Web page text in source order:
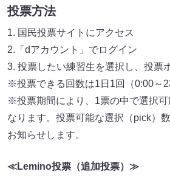
投票方法
1. 国民投票サイトにアクセス
2.「dアカウント」でログイン
3. 投票したい練習生を選択し、投票
※投票できる回数は1日1回（0:00～
※投票期間により、1票の中で選択
なります。投票可能な選択（pick）
お知らせします。
≪Lemino投票（追加投票）≫